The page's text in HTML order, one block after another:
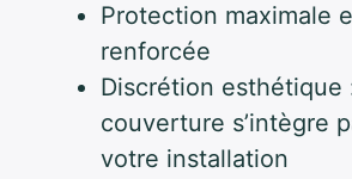
Protection maximale
renforcée
Discrétion esthétique
couverture s’intègre
votre installation